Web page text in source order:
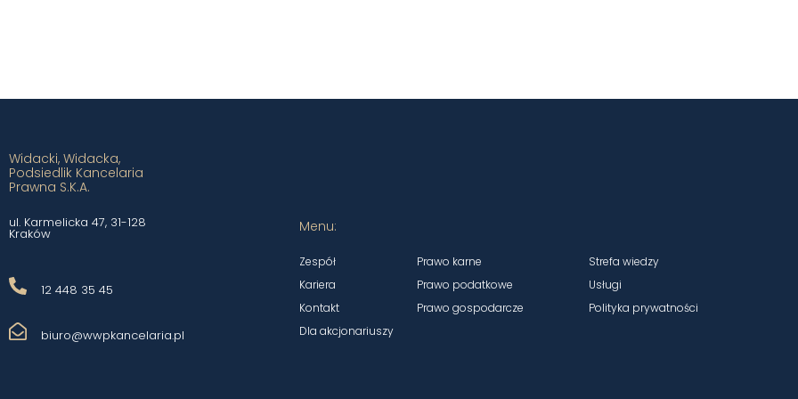
Widacki, Widacka,
Podsiedlik Kancelaria
Prawna S.K.A.
ul. Karmelicka 47, 31-128
Kraków
12 448 35 45
biuro@wwpkancelaria.pl
Menu:
Zespół
Kariera
Kontakt
Dla akcjonariuszy
Prawo karne
Prawo podatkowe
Prawo gospodarcze
Strefa wiedzy
Usługi
Polityka prywatności